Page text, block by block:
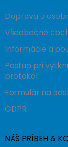
Doprava a
Všeobecné
Informácie a
Postup pri
protokol
Formulár na
GDPR
NÁŠ PRÍBEH &